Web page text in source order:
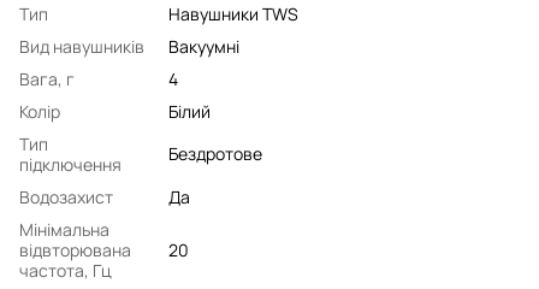
Тип
Навушники TWS
Вид навушників
Вакуумні
Вага, г
4
Колір
Білий
Тип
підключення
Бездротове
Водозахист
Да
Мінімальна
відвторювана
частота, Гц
20